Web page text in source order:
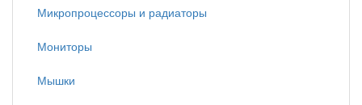
Микропроцессоры и радиаторы
Мониторы
Мышки